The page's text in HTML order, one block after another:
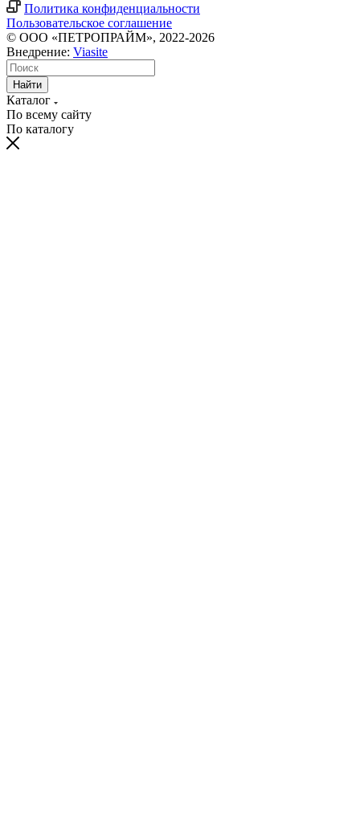
Политика конфиденциальности
Пользовательское соглашение
© ООО «ПЕТРОПРАЙМ», 2022-2026
Внедрение: Viasite
Найти
Каталог
По всему сайту
По каталогу